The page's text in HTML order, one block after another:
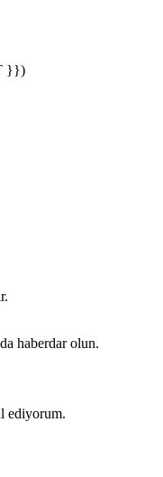
}})
haberdar olun.
ediyorum.